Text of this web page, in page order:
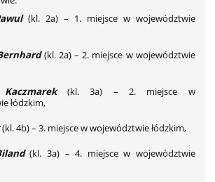
(kl. 2a) – 1. miejsce w województwie
(kl. 2a) – 2. miejsce w województwie
(kl. 3a) – 2. miejsce w
łódzkim,
(kl. 4b) – 3. miejsce w województwie łódzkim,
(kl. 3a) – 4. miejsce w województwie